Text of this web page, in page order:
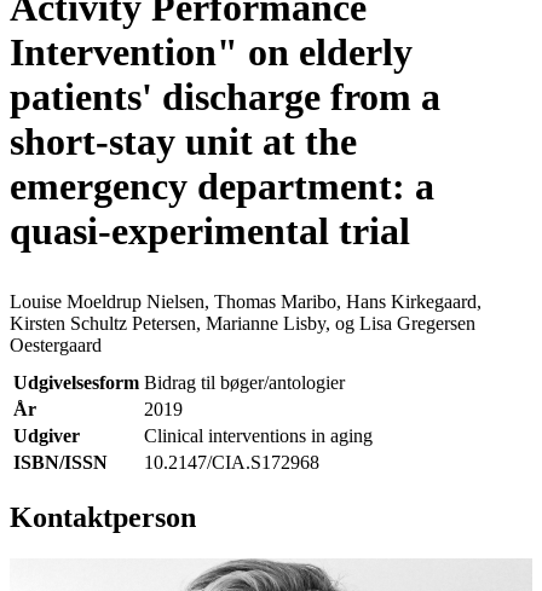
Intervention" on elderly
patients' discharge from a
short-stay unit at the
emergency department: a
quasi-experimental trial
Louise Moeldrup Nielsen, Thomas Maribo, Hans Kirkegaard,
Kirsten Schultz Petersen, Marianne Lisby, og Lisa Gregersen
Oestergaard
Udgivelsesform Bidrag til bøger/antologier
År
2019
Udgiver
Clinical interventions in aging
ISBN/ISSN
10.2147/CIA.S172968
Kontaktperson